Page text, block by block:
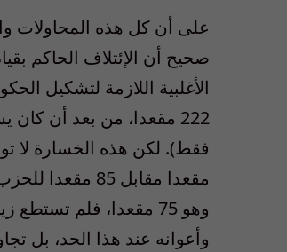
على أن كل هذه المحاولات
صحيح أن الإئتلاف الحاكم
وهو 75 مقعدا، فلم
وأعوانه عند هذا الحد، بل